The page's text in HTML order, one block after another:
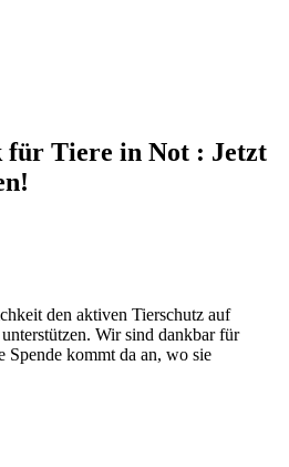
für Tiere in Not : Jetzt
den aktiven Tierschutz auf
Wir sind dankbar für
Spende kommt da an, wo sie